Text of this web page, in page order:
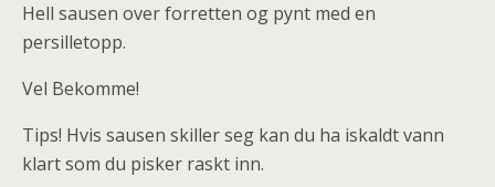
Hell sausen over forretten og pynt med en
persilletopp.
Vel Bekomme!
Tips! Hvis sausen skiller seg kan du ha iskaldt vann
klart som du pisker raskt inn.